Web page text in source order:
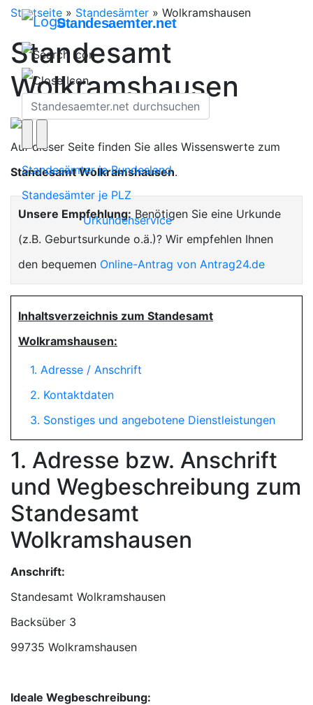
Standesaemter.net
Standesämter je Bundesland
Standesämter je PLZ
Urkundenservice
Startseite » Standesämter » Wolkramshausen
Standesamt
Wolkramshausen
Auf dieser Seite finden Sie alles Wissenswerte zum
Standesamt Wolkramshausen.
Unsere Empfehlung: Benötigen Sie eine Urkunde
(z.B. Geburtsurkunde o.ä.)? Wir empfehlen Ihnen
den bequemen Online-Antrag von Antrag24.de
Inhaltsverzeichnis zum Standesamt
Wolkramshausen:
1. Adresse / Anschrift
2. Kontaktdaten
3. Sonstiges und angebotene Dienstleistungen
1. Adresse bzw. Anschrift
und Wegbeschreibung zum
Standesamt
Wolkramshausen
Anschrift:
Standesamt Wolkramshausen
99735 Wolkramshausen
Ideale Wegbeschreibung: